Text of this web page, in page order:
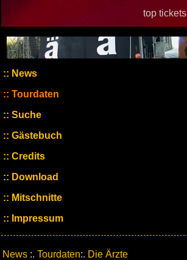
top tickets
News
Tourdaten
Suche
Gästebuch
Credits
Download
Mitschnitte
Impressum
News :. Tourdaten:. Die Ärzte